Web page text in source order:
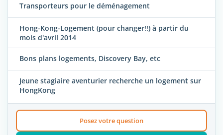
Transporteurs pour le déménagement
Hong-Kong-Logement (pour changer!!) à partir du
mois d'avril 2014
Bons plans logements, Discovery Bay, etc
Jeune stagiaire aventurier recherche un logement sur
HongKong
Posez votre question